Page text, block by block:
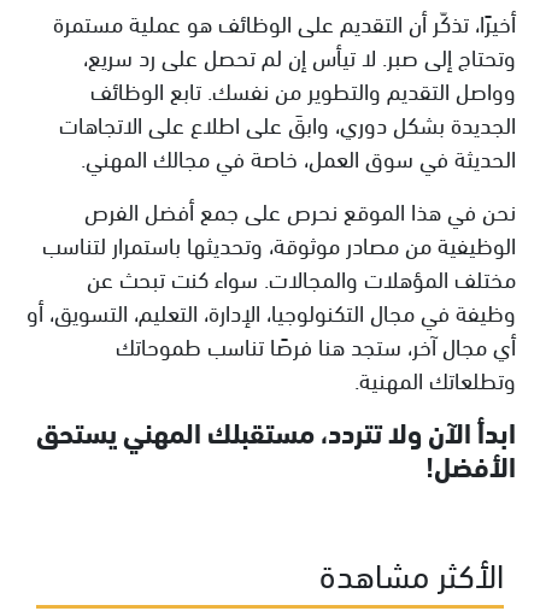
أخيرًا، تذكّر أن التقديم على الوظائف هو عملية مستمرة
وتحتاج إلى صبر. لا تيأس إن لم تحصل على رد سريع،
وواصل التقديم والتطوير من نفسك. تابع الوظائف
الجديدة بشكل دوري، وابقَ على اطلاع على الاتجاهات
الحديثة في سوق العمل، خاصة في مجالك المهني.
نحن في هذا الموقع نحرص على جمع أفضل الفرص
الوظيفية من مصادر موثوقة، وتحديثها باستمرار لتناسب
مختلف المؤهلات والمجالات. سواء كنت تبحث عن
وظيفة في مجال التكنولوجيا، الإدارة، التعليم، التسويق، أو
أي مجال آخر، ستجد هنا فرصًا تناسب طموحاتك
وتطلعاتك المهنية.
ابدأ الآن ولا تتردد، مستقبلك المهني يستحق
الأفضل!
الأكثر مشاهدة